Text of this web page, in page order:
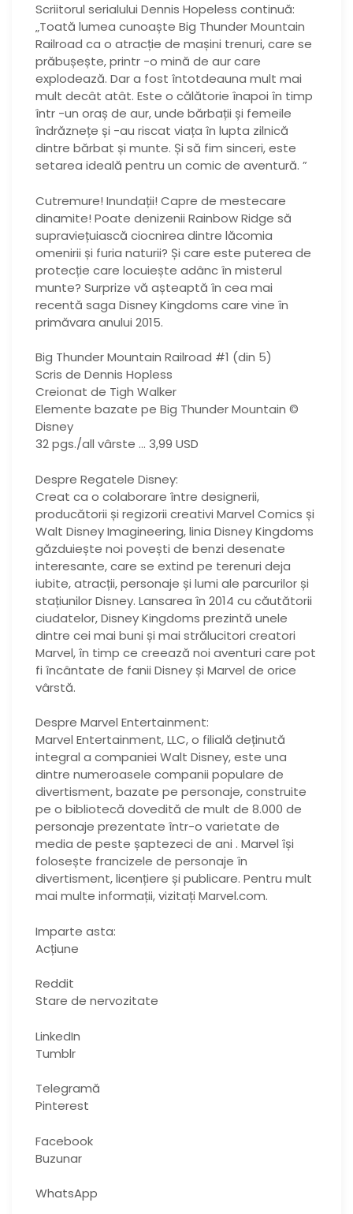
Scriitorul serialului Dennis Hopeless continuă:
„Toată lumea cunoaște Big Thunder Mountain
Railroad ca o atracție de mașini trenuri, care se
prăbușește, printr -o mină de aur care
explodează. Dar a fost întotdeauna mult mai
mult decât atât. Este o călătorie înapoi în timp
într -un oraș de aur, unde bărbații și femeile
îndrăznețe și -au riscat viața în lupta zilnică
dintre bărbat și munte. Și să fim sinceri, este
setarea ideală pentru un comic de aventură. ”
Cutremure! Inundații! Capre de mestecare
dinamite! Poate denizenii Rainbow Ridge să
supraviețuiască ciocnirea dintre lăcomia
omenirii și furia naturii? Și care este puterea de
protecție care locuiește adânc în misterul
munte? Surprize vă așteaptă în cea mai
recentă saga Disney Kingdoms care vine în
primăvara anului 2015.
Big Thunder Mountain Railroad #1 (din 5)
Scris de Dennis Hopless
Creionat de Tigh Walker
Elemente bazate pe Big Thunder Mountain ©
Disney
32 pgs./all vârste … 3,99 USD
Despre Regatele Disney:
Creat ca o colaborare între designerii,
producătorii și regizorii creativi Marvel Comics și
Walt Disney Imagineering, linia Disney Kingdoms
găzduiește noi povești de benzi desenate
interesante, care se extind pe terenuri deja
iubite, atracții, personaje și lumi ale parcurilor și
stațiunilor Disney. Lansarea în 2014 cu căutătorii
ciudatelor, Disney Kingdoms prezintă unele
dintre cei mai buni și mai strălucitori creatori
Marvel, în timp ce creează noi aventuri care pot
fi încântate de fanii Disney și Marvel de orice
vârstă.
Despre Marvel Entertainment:
Marvel Entertainment, LLC, o filială deținută
integral a companiei Walt Disney, este una
dintre numeroasele companii populare de
divertisment, bazate pe personaje, construite
pe o bibliotecă dovedită de mult de 8.000 de
personaje prezentate într-o varietate de
media de peste șaptezeci de ani . Marvel își
folosește francizele de personaje în
divertisment, licențiere și publicare. Pentru mult
mai multe informații, vizitați Marvel.com.
Imparte asta:
Acțiune
Reddit
Stare de nervozitate
LinkedIn
Tumblr
Telegramă
Pinterest
Facebook
Buzunar
WhatsApp